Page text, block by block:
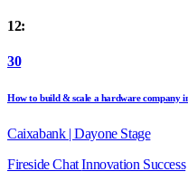
12:
30
How to build & scale a hardware company
Caixabank | Dayone Stage
Fireside ChatInnovation Success